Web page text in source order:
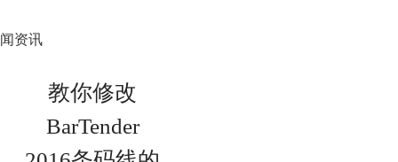
闻资讯
教你修改
BarTender